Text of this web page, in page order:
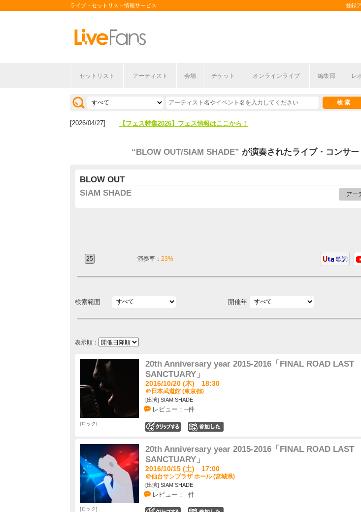
ライブ・セットリスト情報サービス 登録
セットリスト アーティスト 会場 チケット オンラインライブ 編集部 レ
[2026/07/28] 【ライブ動員ランキング】2026年上半期編発表！
[2026/04/27] 【フェス特集2026】フェス情報はここから！
“BLOW OUT/SIAM SHADE” が演奏されたライブ・コンサー
BLOW OUT
SIAM SHADE
アー
25 演奏率： 23% 歌詞
検索範囲 開催年
表示順：
20th Anniversary year 2015-2016「FINAL ROAD LAST
SANCTUARY」
2016/10/20 (木) 18:30
＠日本武道館 (東京都)
[出演] SIAM SHADE
レビュー：--件
ロック
20th Anniversary year 2015-2016「FINAL ROAD LAST
SANCTUARY」
2016/10/15 (土) 17:00
＠仙台サンプラザ ホール (宮城県)
[出演] SIAM SHADE
レビュー：--件
ロック